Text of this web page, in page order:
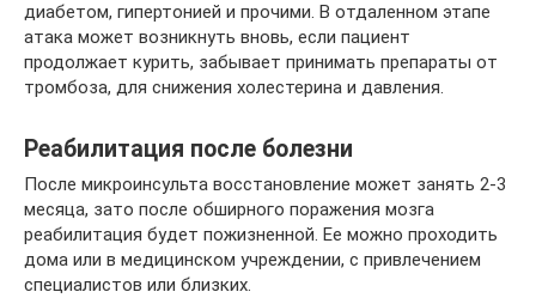
диабетом, гипертонией и прочими. В отдаленном этапе
атака может возникнуть вновь, если пациент
продолжает курить, забывает принимать препараты от
тромбоза, для снижения холестерина и давления.
Реабилитация после болезни
После микроинсульта восстановление может занять 2-3
месяца, зато после обширного поражения мозга
реабилитация будет пожизненной. Ее можно проходить
дома или в медицинском учреждении, с привлечением
специалистов или близких.